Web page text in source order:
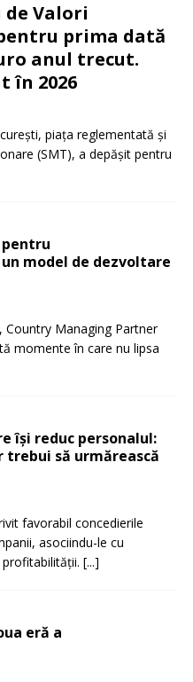
Valori
prima dată
anul trecut.
în 2026
piața reglementată și
(SMT), a depășit pentru
model de dezvoltare
Managing Partner
momente în care nu lipsa
își reduc personalul:
să urmărească
favorabil concedierile
asociindu-le cu
[...]
eră a